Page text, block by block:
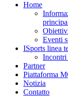
Home
Eventi
ISports linea
Incontri
Partner
Piattaforma
Notizia
Contatto